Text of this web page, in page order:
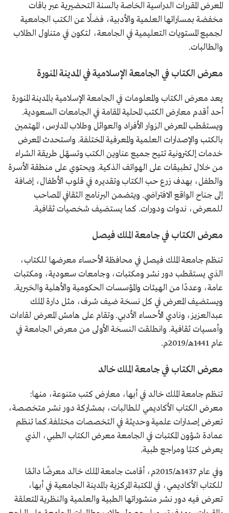
المعرض المقررات الدراسية الخاصة بالسنة التحضيرية عبر باقات
مخفضة بمساراتها العلمية والأدبية، فضلًا عن الكتب الجامعية
لجميع المستويات التعليمية في الجامعة، لتكون في متناول الطلاب
والطالبات.
معرض الكتاب في الجامعة الإسلامية في المدينة المنورة
يعد معرض الكتاب والمعلومات في الجامعة الإسلامية بالمدينة المنورة
أحد أقدم معارض الكتب المحلية المقامة في الجامعات السعودية.
ويستقطب المعرض الزوار الأفراد والعوائل وطلاب المدارس، المهتمين
بالكتب والإصدارات العلمية والمعرفية المختلفة. واستحدث المعرض
خدمات إلكترونية تتيح جميع عناوين الكتب وتسهّل طريقة الشراء
من خلال تطبيقات على الهواتف الذكية. ويحتوي على منطقة الأسرة
والطفل، بهدف زرع حب الكتاب وتقديره في قلوب الأطفال، إضافة
إلى جناح الواقع الافتراضي. ويتضمن البرنامج الثقافي المصاحب
للمعرض، ندوات ودورات. كما يستضيف شخصيات ثقافية.
معرض الكتاب في جامعة الملك فيصل
تنظم جامعة الملك فيصل في محافظة الأحساء معرضها للكتاب،
الذي يستقطب دور نشر ومكتبات، وجامعات سعودية، ومكتبات
عامة، وعددًا من الهيئات والمؤسسات الحكومية والأهلية والخيرية.
ويستضيف المعرض في كل نسخة ضيف شرف، مثل دارة الملك
عبدالعزيز، ونادي الأحساء الأدبي. وتقام على هامش المعرض لقاءات
وأمسيات ثقافية. وانطلقت النسخة الأولى من معرض الجامعة في
عام 1441هـ/2019م.
معرض الكتاب في جامعة الملك خالد
تنظم جامعة الملك خالد في أبها، معارض كتب متنوعة، منها:
معرض الكتاب الأكاديمي للطالبات، بمشاركة دور نشر متخصصة،
تعرض إصدارات علمية وحديثة في التخصصات مختلفة.كما تنظم
عمادة شؤون المكتبات في الجامعة معرض الكتاب الطبي، الذي
يعرض كتبًا ومراجع طبية.
وفي عام 1437هـ/2015م، أقامت جامعة الملك خالد معرضًا دائمًا
للكتاب الأكاديمي، في المكتبة المركزية بالمدينة الجامعية في أبها،
تعرض فيه دور نشر منشوراتها الطبية والعلمية والنظرية المتعلقة